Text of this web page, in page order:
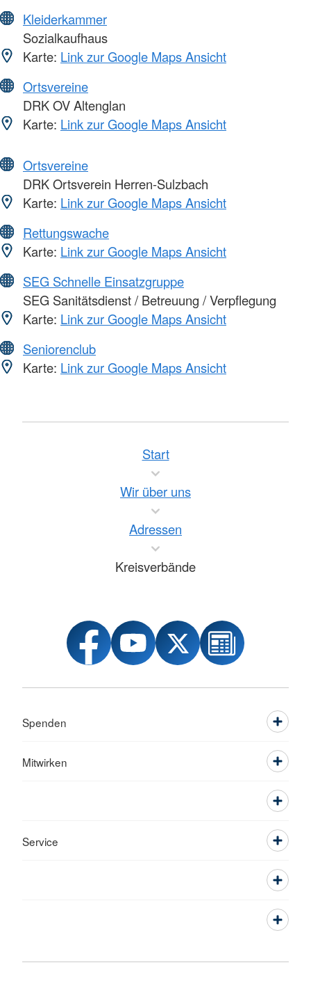
Kleiderkammer
Sozialkaufhaus
Karte: Link zur Google Maps Ansicht
Ortsvereine
DRK OV Altenglan
Karte: Link zur Google Maps Ansicht
Ortsvereine
DRK Ortsverein Herren-Sulzbach
Karte: Link zur Google Maps Ansicht
Rettungswache
Karte: Link zur Google Maps Ansicht
SEG Schnelle Einsatzgruppe
SEG Sanitätsdienst / Betreuung / Verpflegung
Karte: Link zur Google Maps Ansicht
Seniorenclub
Karte: Link zur Google Maps Ansicht
Start
Wir über uns
Adressen
Kreisverbände
Spenden
Mitwirken
Service